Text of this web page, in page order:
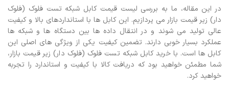
در این مقاله، ما به بررسی لیست قیمت کابل شبکه تست فلوک (فلوک
دار) زیر قیمت بازار می پردازیم. این کابل ها با استانداردهای بالا و کیفیت
عالی تولید می شوند و در انتقال داده ها بین دستگاه ها و شبکه ها
عملکرد بسیار خوبی دارند. تضمین کیفیت یکی از ویژگی های اصلی این
کابل ها است. با خرید کابل شبکه تست فلوک (فلوک دار) زیر قیمت بازار،
شما مطمئن خواهید بود که دریافت کالا با کیفیت و استاندارد را تجربه
خواهید کرد.